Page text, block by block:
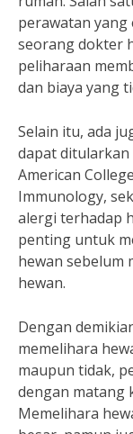
perawatan yang
seorang dokter
peliharaan
dan biaya yang
Selain itu, ada
dapat
American
Immunology,
alergi terhadap
penting untuk
hewan sebelum
hewan.
Dengan
memelihara
maupun tidak,
dengan matang
Memelihara